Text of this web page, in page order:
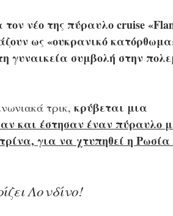
νέο της πύραυλο cruise
ως «ουκρανικό
γυναικεία συμβολή στην
τρικ, κρύβεται μια
και έστησαν έναν πύραυλο
για να χτυπηθεί η
Λονδίνο!